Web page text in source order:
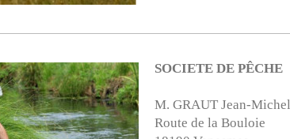
SOCIETE DE PÊCHE
M. GRAUT Jean-Michel
Route de la Bouloie